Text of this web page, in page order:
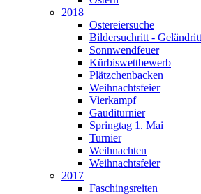
2018
Ostereiersuche
Bildersuchritt - Geländritt
Sonnwendfeuer
Kürbiswettbewerb
Plätzchenbacken
Weihnachtsfeier
Vierkampf
Gauditurnier
Springtag 1. Mai
Turnier
Weihnachten
Weihnachtsfeier
2017
Faschingsreiten